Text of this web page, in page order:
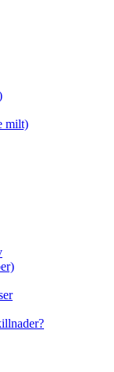
milt)